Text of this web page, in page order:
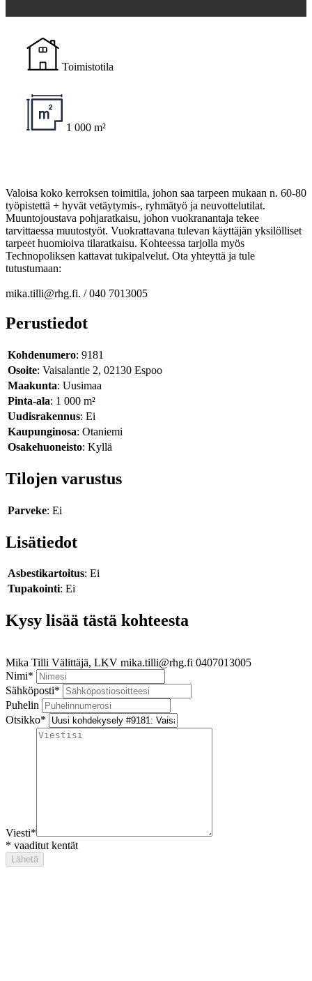
Toimistotila
1 000 m²
Valoisa koko kerroksen toimitila, johon saa tarpeen mukaan n. 60-80
työpistettä + hyvät vetäytymis-, ryhmätyö ja neuvottelutilat.
Muuntojoustava pohjaratkaisu, johon vuokranantaja tekee
tarvittaessa muutostyöt. Vuokrattavana tulevan käyttäjän yksilölliset
tarpeet huomioiva tilaratkaisu. Kohteessa tarjolla myös
Technopoliksen kattavat tukipalvelut. Ota yhteyttä ja tule
tutustumaan:
mika.tilli@rhg.fi. / 040 7013005
Perustiedot
Kohdenumero: 9181
Osoite: Vaisalantie 2, 02130 Espoo
Maakunta: Uusimaa
Pinta-ala: 1 000 m²
Uudisrakennus: Ei
Kaupunginosa: Otaniemi
Osakehuoneisto: Kyllä
Tilojen varustus
Parveke: Ei
Lisätiedot
Asbestikartoitus: Ei
Tupakointi: Ei
Kysy lisää tästä kohteesta
Mika Tilli Välittäjä, LKV mika.tilli@rhg.fi 0407013005
Nimi*
Sähköposti*
Puhelin
Otsikko*
Viesti*
* vaaditut kentät